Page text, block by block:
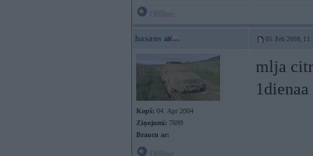
hasans 05. Feb 2008,
Kopš: 04. Apr 2004
Ziņojumi: 7699
Braucu ar:
mlja